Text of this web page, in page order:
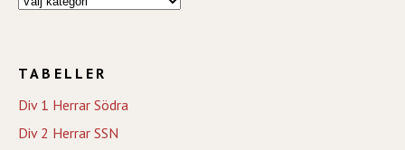
TABELLER
Div 1 Herrar Södra
Div 2 Herrar SSN